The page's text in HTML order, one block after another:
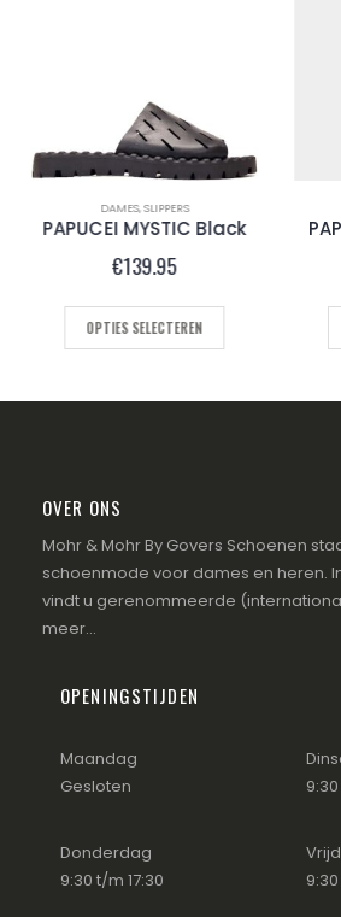
DAMES,SLIPPERS
PAPUCEI MYSTIC Black
€139.95
OPTIES SELECTEREN
OVER ONS
Mohr & Mohr By Govers Schoenen
schoenmode voor dames en heren.
vindt u gerenommeerde
meer...
OPENINGSTIJDEN
Maandag
Gesloten
Donderdag
9:30 t/m 17:30